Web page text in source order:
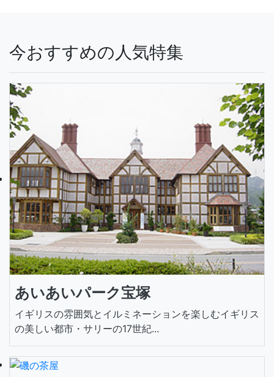
今おすすめの人気特集
あいあいパーク宝塚
イギリスの雰囲気とイルミネーションを楽しむイギリス
の美しい都市・サリーの17世紀...